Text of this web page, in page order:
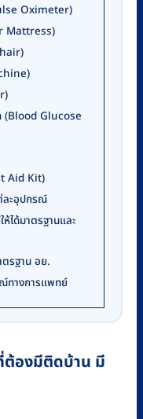
Oximeter)
Mattress)
(Blood Glucose
Aid Kit)
ละอุปกรณ์
ได้มาตรฐานและ
รฐาน อย.
ทางการแพทย์
องมีติดบ้าน มี